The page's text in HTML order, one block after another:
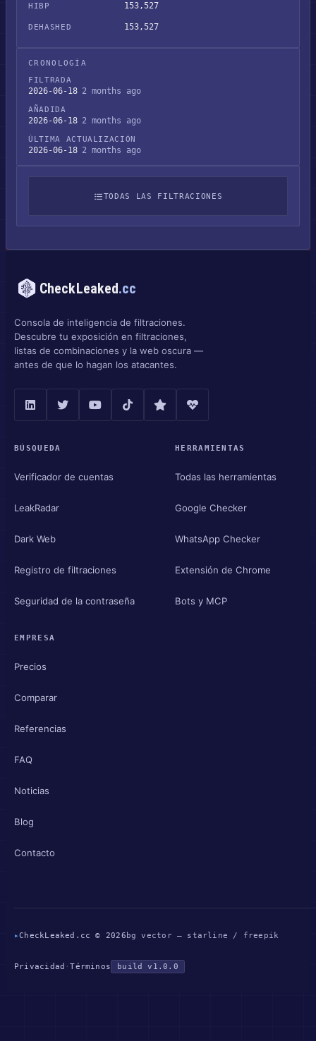
HIBP
153,527
DEHASHED 153,527
CRONOLOGÍA
FILTRADA
2026-06-18 2 months ago
AÑADIDA
2026-06-18 2 months ago
ÚLTIMA ACTUALIZACIÓN
2026-06-18 2 months ago
TODAS LAS FILTRACIONES
CheckLeaked.cc
Consola de inteligencia de filtraciones.
Descubre tu exposición en filtraciones,
listas de combinaciones y la web oscura —
antes de que lo hagan los atacantes.
BÚSQUEDA
Verificador de cuentas
LeakRadar
Dark Web
Registro de filtraciones
Seguridad de la contraseña
HERRAMIENTAS
Todas las herramientas
Google Checker
WhatsApp Checker
Extensión de Chrome
Bots y MCP
EMPRESA
Precios
Comparar
Referencias
FAQ
Noticias
Blog
Contacto
▸CheckLeaked.cc © 2026 bg vector — starline / freepik
Privacidad ·Términos build v1.0.0